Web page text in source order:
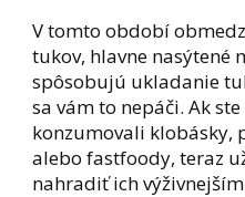
V tomto období
tukov, hlavne nasýtené
spôsobujú ukladanie
sa vám to nepáči. Ak
konzumovali klobásky,
alebo fastfoody, teraz
nahradiť ich